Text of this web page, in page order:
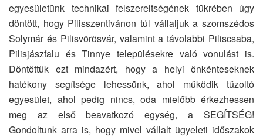
egyesületünk technikai felszereltségének tükrében úgy
döntött, hogy Pilisszentivánon túl vállaljuk a szomszédos
Solymár és Pilisvörösvár, valamint a távolabbi Piliscsaba,
Pilisjászfalu és Tinnye településekre való vonulást is.
Döntöttük ezt mindazért, hogy a helyi önkénteseknek
hatékony segítsége lehessünk, ahol működik tűzoltó
egyesület, ahol pedig nincs, oda mielőbb érkezhessen
meg az első beavatkozó egység, a SEGÍTSÉG!
Gondoltunk arra is, hogy mivel vállalt ügyeleti időszakok